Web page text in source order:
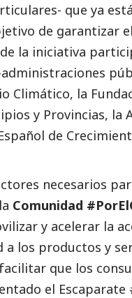
que ya
de garantizar
la iniciativa
Climático, la
y Provincias, la
de
necesarios
Comunidad
y acelerar la
a los productos y
que los
el Escaparate